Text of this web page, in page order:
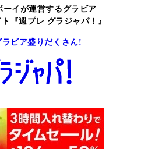
ーイが運営するグラビア
『週プレ グラジャパ！』
ビア盛りだくさん!